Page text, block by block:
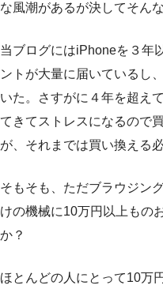
な風潮があるが決してそん
当ブログにはiPhoneを３年
ントが大量に届いているし
いた。さすがに４年を超え
てきてストレスになるので
が、それまでは買い換える
そもそも、ただブラウジン
けの機械に10万円以上もの
か？
ほとんどの人にとって10万